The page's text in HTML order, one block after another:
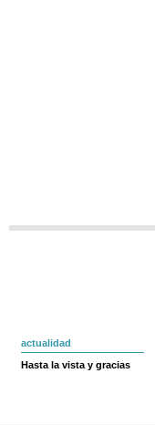
actualidad
Hasta la vista y gracias